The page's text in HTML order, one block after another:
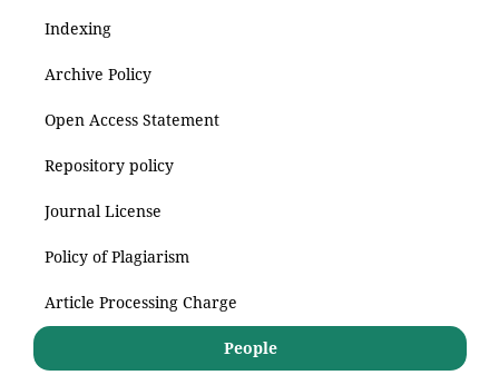
Indexing
Archive Policy
Open Access Statement
Repository policy
Journal License
Policy of Plagiarism
Article Processing Charge
People